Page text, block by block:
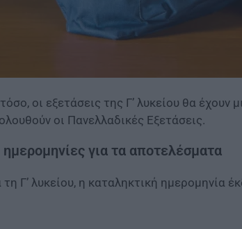
οι εξετάσεις της Γ’ λυκείου θα
οι Πανελλαδικές Εξετάσεις.
ημερομηνίες για τα αποτελέσματα
τη Γ’ λυκείου, η καταληκτική